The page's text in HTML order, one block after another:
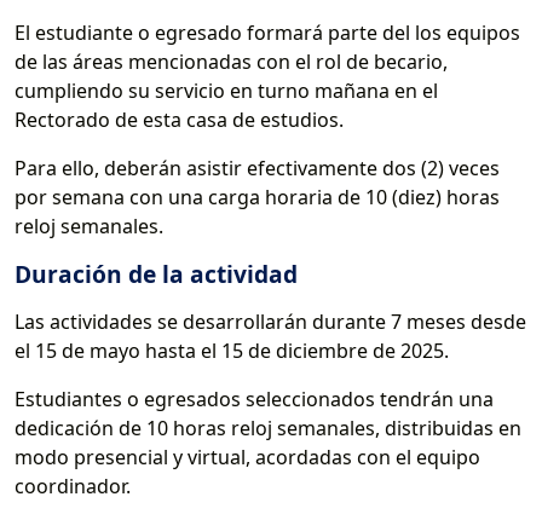
El estudiante o egresado formará parte del los equipos
de las áreas mencionadas con el rol de becario,
cumpliendo su servicio en turno mañana en el
Rectorado de esta casa de estudios.
Para ello, deberán asistir efectivamente dos (2) veces
por semana con una carga horaria de 10 (diez) horas
reloj semanales.
Duración de la actividad
Las actividades se desarrollarán durante 7 meses desde
el 15 de mayo hasta el 15 de diciembre de 2025.
Estudiantes o egresados seleccionados tendrán una
dedicación de 10 horas reloj semanales, distribuidas en
modo presencial y virtual, acordadas con el equipo
coordinador.